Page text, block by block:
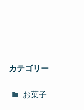
カテゴリー
お菓子